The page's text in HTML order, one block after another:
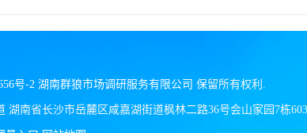
号-2 湖南群狼市场调研服务有限公司 保留所有权利.
湖南省长沙市岳麓区咸嘉湖街道枫林二路36号会山家园7栋603